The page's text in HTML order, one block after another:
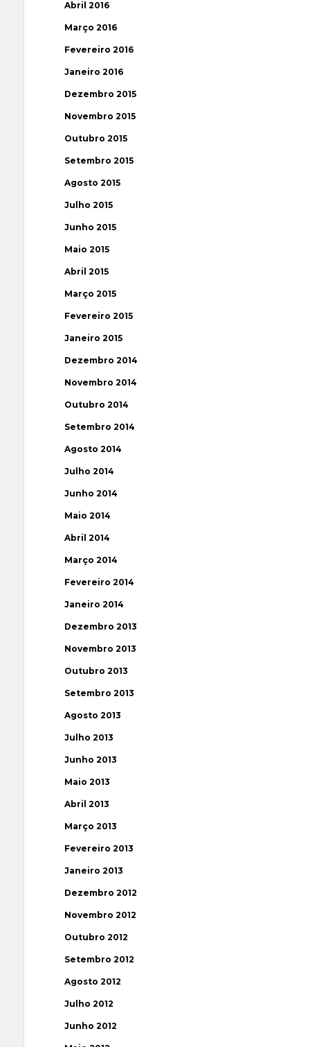
Abril 2016
Março 2016
Fevereiro 2016
Janeiro 2016
Dezembro 2015
Novembro 2015
Outubro 2015
Setembro 2015
Agosto 2015
Julho 2015
Junho 2015
Maio 2015
Abril 2015
Março 2015
Fevereiro 2015
Janeiro 2015
Dezembro 2014
Novembro 2014
Outubro 2014
Setembro 2014
Agosto 2014
Julho 2014
Junho 2014
Maio 2014
Abril 2014
Março 2014
Fevereiro 2014
Janeiro 2014
Dezembro 2013
Novembro 2013
Outubro 2013
Setembro 2013
Agosto 2013
Julho 2013
Junho 2013
Maio 2013
Abril 2013
Março 2013
Fevereiro 2013
Janeiro 2013
Dezembro 2012
Novembro 2012
Outubro 2012
Setembro 2012
Agosto 2012
Julho 2012
Junho 2012